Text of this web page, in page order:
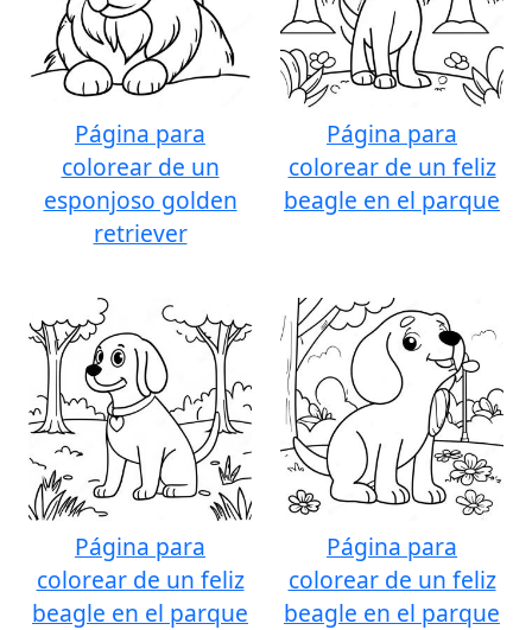
Página para
colorear de un
esponjoso golden
retriever
Página para
colorear de un feliz
beagle en el parque
Página para
colorear de un feliz
beagle en el parque
Página para
colorear de un feliz
beagle en el parque